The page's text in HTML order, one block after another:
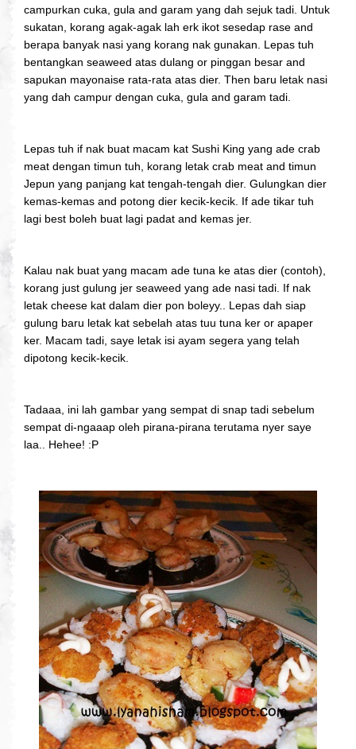
campurkan cuka, gula and garam yang dah sejuk tadi. Untuk
sukatan, korang agak-agak lah erk ikot sesedap rase and
berapa banyak nasi yang korang nak gunakan. Lepas tuh
bentangkan seaweed atas dulang or pinggan besar and
sapukan mayonaise rata-rata atas dier. Then baru letak nasi
yang dah campur dengan cuka, gula and garam tadi.
Lepas tuh if nak buat macam kat Sushi King yang ade crab
meat dengan timun tuh, korang letak crab meat and timun
Jepun yang panjang kat tengah-tengah dier. Gulungkan dier
kemas-kemas and potong dier kecik-kecik. If ade tikar tuh
lagi best boleh buat lagi padat and kemas jer.
Kalau nak buat yang macam ade tuna ke atas dier (contoh),
korang just gulung jer seaweed yang ade nasi tadi. If nak
letak cheese kat dalam dier pon boleyy.. Lepas dah siap
gulung baru letak kat sebelah atas tuu tuna ker or apaper
ker. Macam tadi, saye letak isi ayam segera yang telah
dipotong kecik-kecik.
Tadaaa, ini lah gambar yang sempat di snap tadi sebelum
sempat di-ngaaap oleh pirana-pirana terutama nyer saye
laa.. Hehee! :P